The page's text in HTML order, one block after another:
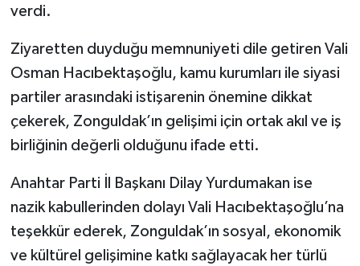
verdi.
Ziyaretten duyduğu memnuniyeti dile getiren Vali
Osman Hacıbektaşoğlu, kamu kurumları ile siyasi
partiler arasındaki istişarenin önemine dikkat
çekerek, Zonguldak’ın gelişimi için ortak akıl ve iş
birliğinin değerli olduğunu ifade etti.
Anahtar Parti İl Başkanı Dilay Yurdumakan ise
nazik kabullerinden dolayı Vali Hacıbektaşoğlu’na
teşekkür ederek, Zonguldak’ın sosyal, ekonomik
ve kültürel gelişimine katkı sağlayacak her türlü